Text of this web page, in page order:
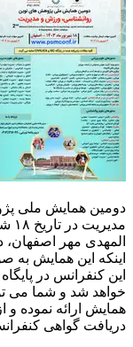
دومین همایش ملی
المهدی مهر اصفهان،
اینکه این همایش به
این کنفرانس در
خواهد شد و شما می
همایش ارائه نموده و
دریافت گواهی